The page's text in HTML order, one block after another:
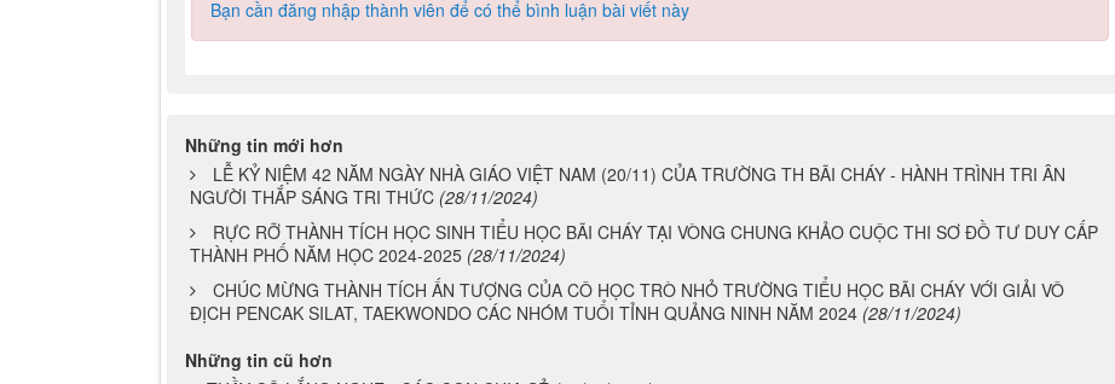
Những tin mới hơn
LỄ KỶ NIỆM 42 NĂM NGÀY NHÀ GIÁO VIỆT NAM (20/11) CỦA TRƯỜNG TH BÃI CHÁY - HÀNH TRÌNH TRI ÂN
NGƯỜI THẮP SÁNG TRI THỨC (28/11/2024)
RỰC RỠ THÀNH TÍCH HỌC SINH TIỂU HỌC BÃI CHÁY TẠI VÒNG CHUNG KHẢO CUỘC THI SƠ ĐỒ TƯ DUY CẤP
THÀNH PHỐ NĂM HỌC 2024-2025